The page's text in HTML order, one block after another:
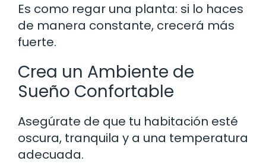
Es como regar una planta: si lo haces
de manera constante, crecerá más
fuerte.
Crea un Ambiente de
Sueño Confortable
Asegúrate de que tu habitación esté
oscura, tranquila y a una temperatura
adecuada.